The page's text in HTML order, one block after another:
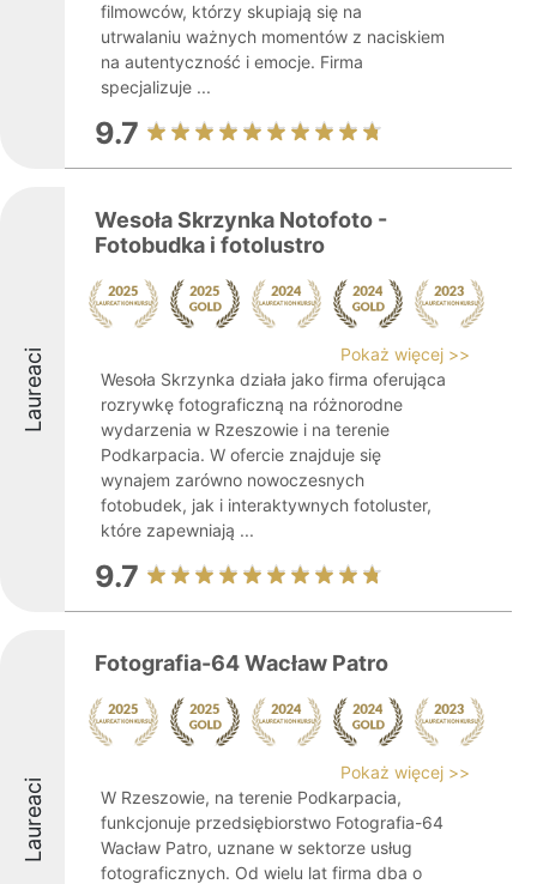
filmowców, którzy skupiają się na
utrwalaniu ważnych momentów z naciskiem
na autentyczność i emocje. Firma
specjalizuje ...
9.7
Laureaci
Wesoła Skrzynka Notofoto -
Fotobudka i fotolustro
Pokaż więcej >>
Wesoła Skrzynka działa jako firma oferująca
rozrywkę fotograficzną na różnorodne
wydarzenia w Rzeszowie i na terenie
Podkarpacia. W ofercie znajduje się
wynajem zarówno nowoczesnych
fotobudek, jak i interaktywnych fotoluster,
które zapewniają ...
9.7
Laureaci
Fotografia-64 Wacław Patro
Pokaż więcej >>
W Rzeszowie, na terenie Podkarpacia,
funkcjonuje przedsiębiorstwo Fotografia-64
Wacław Patro, uznane w sektorze usług
fotograficznych. Od wielu lat firma dba o